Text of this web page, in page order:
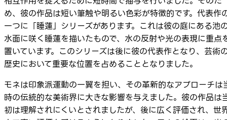
め、彼の作品は短い筆触や明るい色彩が特徴的です。代表作
一つに「睡蓮」シリーズがあります。これは彼の庭にある池
水面に咲く睡蓮を描いたもので、水の反射や光の表現に重点
置いています。このシリーズは後に彼の代表作となり、芸術
歴史において重要な位置を占めることとなりました。
モネは印象派運動の一翼を担い、その革新的なアプローチは
時の伝統的な美術界に大きな影響を与えました。彼の作品は
初は理解されにくいとされましたが、後に広く評価され、世